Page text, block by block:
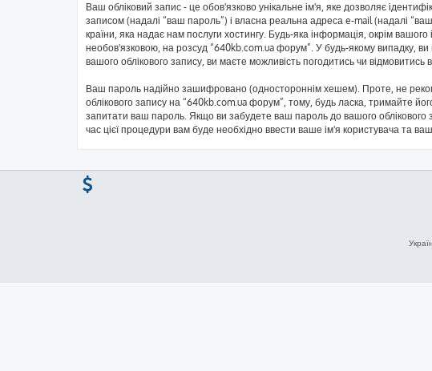
Ваш обліковий запис - це обов'язково унікальне ім'я, яке дозволяє
записом (надалі “ваш пароль”) і власна реальна адреса e-mail (надалі
країни, яка надає нам послуги хостингу. Будь-яка інформація, окрім
необов'язковою, на розсуд “640kb.com.ua форум”. У будь-якому випадку,
вашого облікового запису, ви маєте можливість погодитись чи
Ваш пароль надійно зашифровано (одностороннім хешем). Проте, не
облікового запису на “640kb.com.ua форум”, тому, будь ласка, тримайте
запитати ваш пароль. Якщо ви забудете ваш пароль до вашого
час цієї процедури вам буде необхідно ввести ваше ім'я користувача та